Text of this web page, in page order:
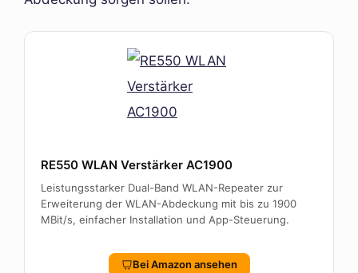
RE550 WLAN Verstärker AC1900
Leistungsstarker Dual-Band WLAN-Repeater zur
Erweiterung der WLAN-Abdeckung mit bis zu 1900
MBit/s, einfacher Installation und App-Steuerung.
Bei Amazon ansehen